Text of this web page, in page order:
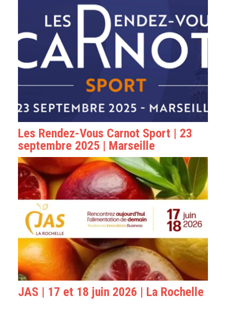
Les Rendez-Vous Carnot Sport | 23
septembre 2025 | Marseille
JAS | 17 et 18 juin 2026 | La Rochelle